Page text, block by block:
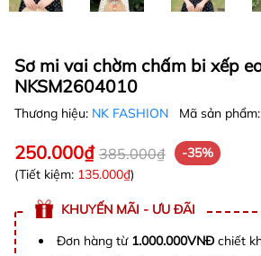
Sơ mi vai chờm chấm bi xếp
NKSM2604010
Thương hiệu: NK FASHION Mã sản phẩm:
250.000₫ 385.000₫
-35%
(Tiết kiệm: 135.000₫)
KHUYẾN MÃI - ƯU ĐÃI
Đơn hàng từ 1.000.000VNĐchiết